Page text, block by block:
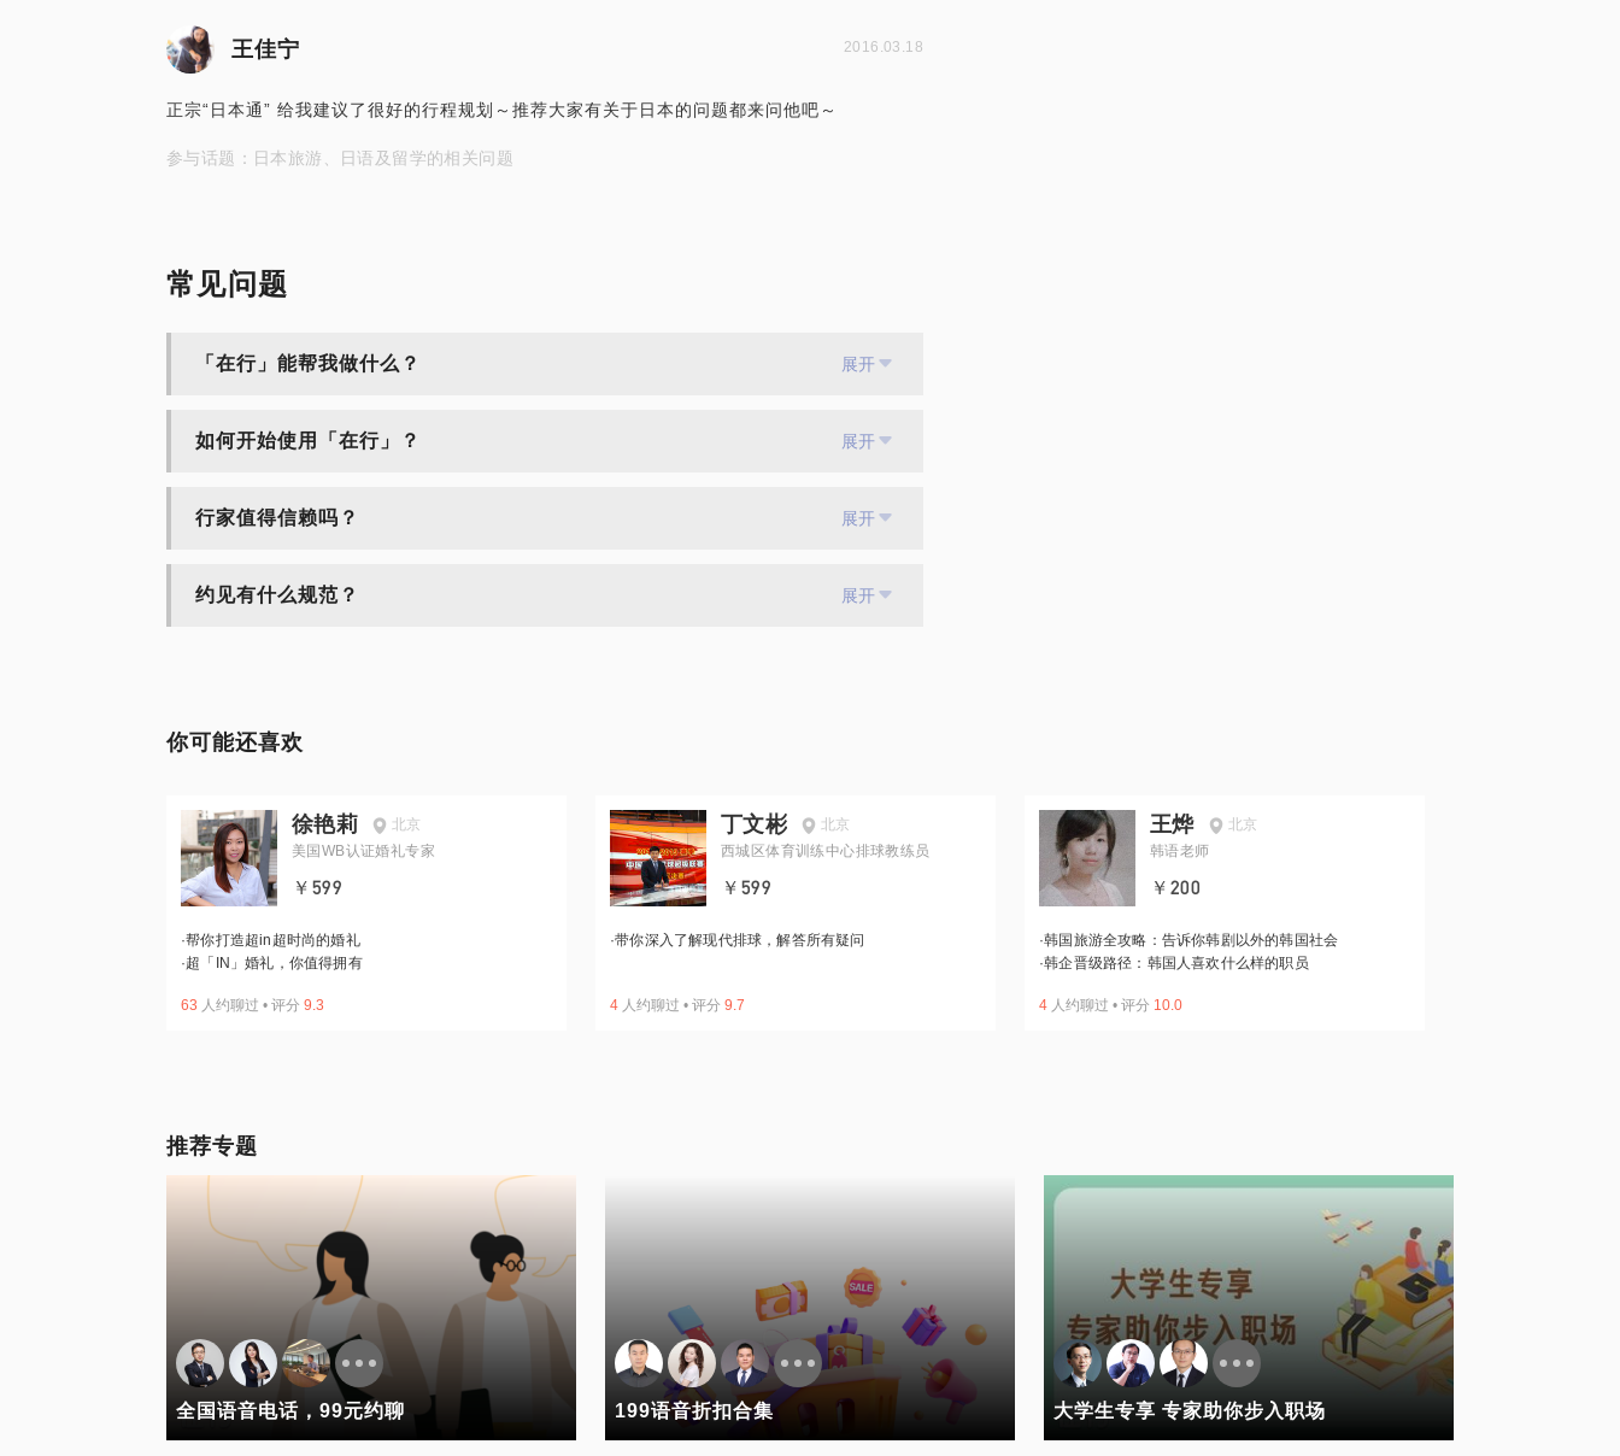
王佳宁 2016.03.18
正宗“日本通” 给我建议了很好的行程规划～推荐大家有关于日本的问题都来问他吧～
参与话题：日本旅游、日语及留学的相关问题
常见问题
「在行」能帮我做什么？ 展开
如何开始使用「在行」？ 展开
行家值得信赖吗？ 展开
约见有什么规范？ 展开
你可能还喜欢
徐艳莉
北京
美国WB认证婚礼专家
￥599
·帮你打造超in超时尚的婚礼
·超「IN」婚礼，你值得拥有
63 人约聊过 • 评分 9.3
丁文彬
北京
西城区体育训练中心排球教练员
￥599
·带你深入了解现代排球，解答所有疑问
4 人约聊过 • 评分 9.7
王烨
北京
韩语老师
￥200
·韩国旅游全攻略：告诉你韩剧以外的韩国社会
·韩企晋级路径：韩国人喜欢什么样的职员
4 人约聊过 • 评分 10.0
推荐专题
全国语音电话，99元约聊 199语音折扣合集 大学生专享 专家助你步入职场